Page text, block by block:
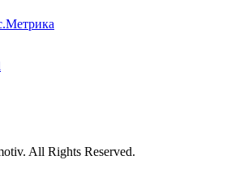
All Rights Reserved.